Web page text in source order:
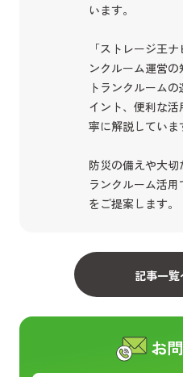
います。
「ストレージ王
ンクルーム運営
トランクルーム
イント、便利な
寧に解説していま
防災の備えや大
ランクルーム活
をご提案します。
記事一覧
お